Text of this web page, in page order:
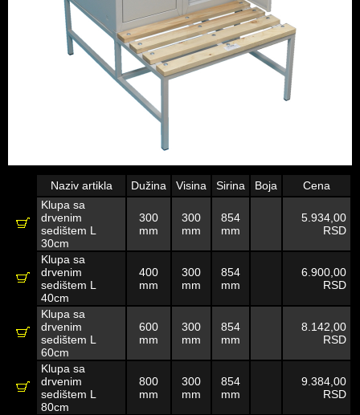
Naziv artikla Dužina Visina Sirina Boja
Cena
Klupa sa
drvenim
sedištem L
30cm
300
mm
300
mm
854
mm
5.934,00
RSD
Klupa sa
drvenim
sedištem L
40cm
400
mm
300
mm
854
mm
6.900,00
RSD
Klupa sa
drvenim
sedištem L
60cm
600
mm
300
mm
854
mm
8.142,00
RSD
Klupa sa
drvenim
sedištem L
80cm
800
mm
300
mm
854
mm
9.384,00
RSD